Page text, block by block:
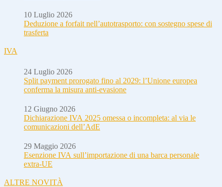
10 Luglio 2026
Deduzione a forfait nell’autotrasporto: con sostegno spese di
trasferta
IVA
24 Luglio 2026
Split payment prorogato fino al 2029: l’Unione europea
conferma la misura anti-evasione
12 Giugno 2026
Dichiarazione IVA 2025 omessa o incompleta: al via le
comunicazioni dell’AdE
29 Maggio 2026
Esenzione IVA sull’importazione di una barca personale
extra-UE
ALTRE NOVITÀ